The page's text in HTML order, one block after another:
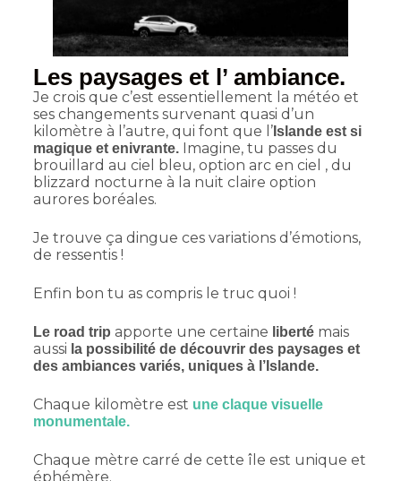
Les paysages et l’ ambiance.
Je crois que c’est essentiellement la météo et
ses changements survenant quasi d’un
kilomètre à l’autre, qui font que l’Islande est si
magique et enivrante.Imagine, tu passes du
brouillard au ciel bleu, option arc en ciel , du
blizzard nocturne à la nuit claire option
aurores boréales.
Je trouve ça dingue ces variations d’émotions,
de ressentis !
Enfin bon tu as compris le truc quoi !
Le road trip apporte une certaine libertémais
aussi la possibilité de découvrir des paysages et
des ambiances variés, uniques à l’Islande.
Chaque kilomètre est une claque visuelle
monumentale.
Chaque mètre carré de cette île est unique et
éphémère.